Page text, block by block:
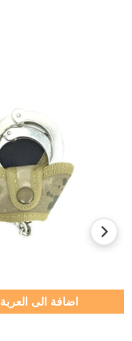
اضافة الى العربة